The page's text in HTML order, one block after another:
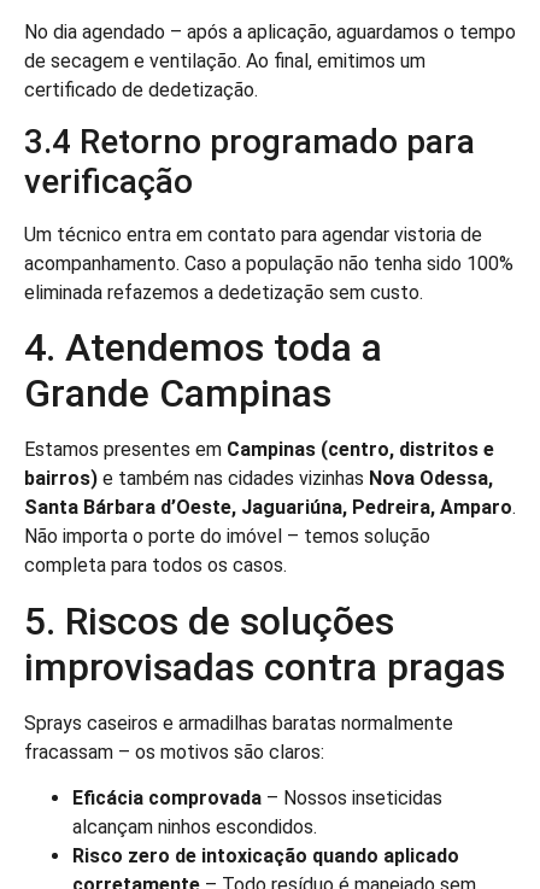
No dia agendado – após a aplicação, aguardamos o tempo
de secagem e ventilação. Ao final, emitimos um
certificado de dedetização.
3.4 Retorno programado para
verificação
Um técnico entra em contato para agendar vistoria de
acompanhamento. Caso a população não tenha sido 100%
eliminada refazemos a dedetização sem custo.
4. Atendemos toda a
Grande Campinas
Estamos presentes em Campinas (centro, distritos e
bairros) e também nas cidades vizinhas Nova Odessa,
Santa Bárbara d’Oeste, Jaguariúna, Pedreira, Amparo.
Não importa o porte do imóvel – temos solução
completa para todos os casos.
5. Riscos de soluções
improvisadas contra pragas
Sprays caseiros e armadilhas baratas normalmente
fracassam – os motivos são claros:
Eficácia comprovada – Nossos inseticidas
alcançam ninhos escondidos.
Risco zero de intoxicação quando aplicado